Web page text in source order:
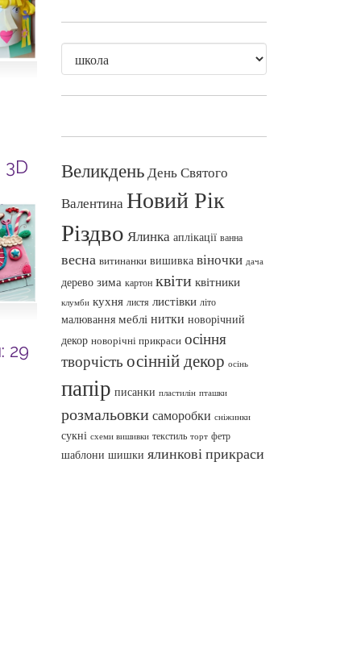
29
ВеликденьДень Святого
ВалентинаНовий Рік
Різдво Ялинка аплікації ванна
весна витинанки вишивка віночки дача
дерево зима картон квіти квітники
клумби кухня листя листівки літо
малювання меблі нитки новорічний
декор новорічні прикраси осіння
творчість осінній декор осінь
папір писанки пластилін пташки
розмальовки саморобки сніжинки
сукні схеми вишивки текстиль торт фетр
шаблони шишки ялинкові прикраси